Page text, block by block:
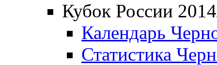
Кубок России
Календарь
Статистика